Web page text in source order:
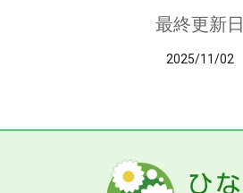
最終更新日
2025/11/02